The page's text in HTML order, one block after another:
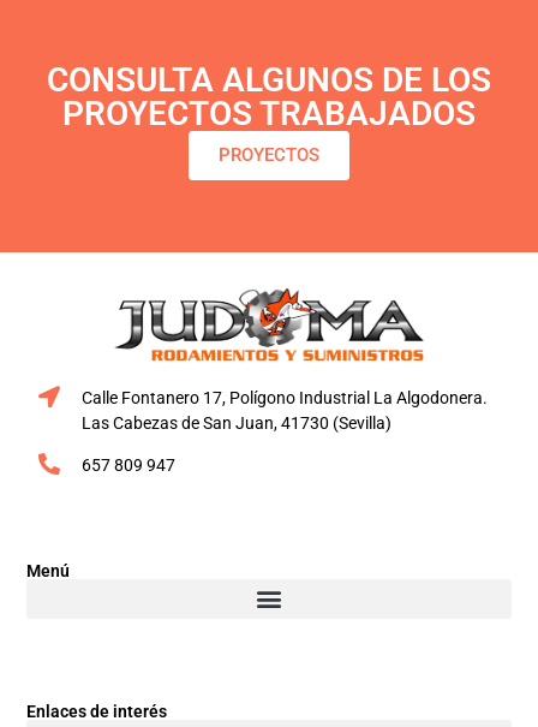
CONSULTA ALGUNOS DE LOS
PROYECTOS TRABAJADOS
PROYECTOS
Calle Fontanero 17, Polígono Industrial La Algodonera.
Las Cabezas de San Juan, 41730 (Sevilla)
657 809 947
Menú
Enlaces de interés